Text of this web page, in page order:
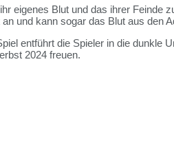
eigenes Blut und das ihrer Feinde
und kann sogar das Blut aus den
entführt die Spieler in die dunkle
2024 freuen.